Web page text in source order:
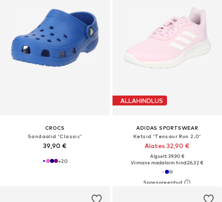
CROCS
Sandaalid 'Classic'
39,90 €
+20
ALLAHINDLUS
ADIDAS SPORTSWEAR
Ketsid 'Tensaur Run 2.0'
Alates 32,90 €
Algselt: 39,90 €
Viimane madalaim hind:26,32 €